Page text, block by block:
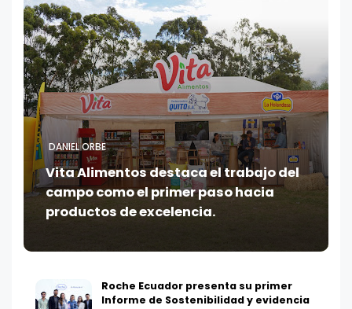
DANIEL ORBE
Vita Alimentos destaca el trabajo del
campo como el primer paso hacia
productos de excelencia.
Roche Ecuador presenta su primer
Informe de Sostenibilidad y evidencia